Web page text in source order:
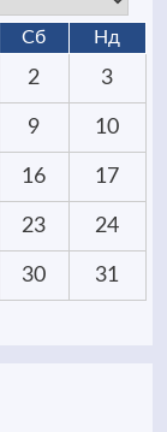
Сб Нд
2 3
9 10
16 17
23 24
30 31